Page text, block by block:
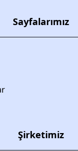
Sayfalarımız
Şirketimiz